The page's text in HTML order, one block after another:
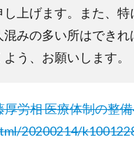
上げます。また、
みの多い所はでき
う、お願いします。
厚労相 医療体制の整
20200214/